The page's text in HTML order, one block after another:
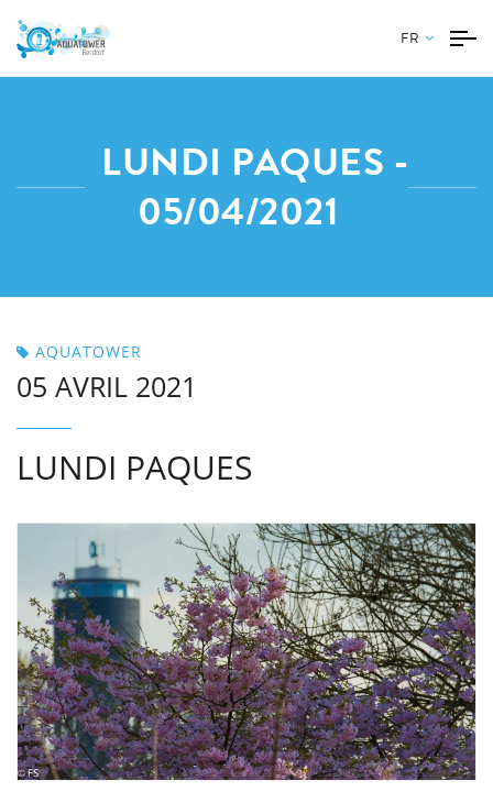
FR
LUNDI PAQUES -
05/04/2021
AQUATOWER
05 AVRIL 2021
LUNDI PAQUES